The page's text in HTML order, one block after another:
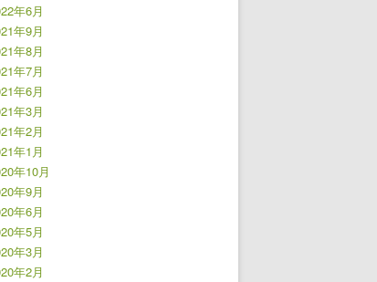
年6月
年9月
年8月
年7月
年6月
年3月
年2月
年1月
年10月
年9月
年6月
年5月
年3月
年2月